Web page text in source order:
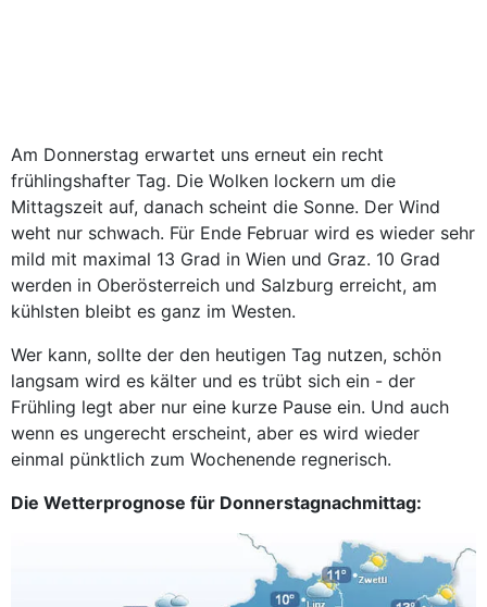
Am Donnerstag erwartet uns erneut ein recht
frühlingshafter Tag. Die Wolken lockern um die
Mittagszeit auf, danach scheint die Sonne. Der Wind
weht nur schwach. Für Ende Februar wird es wieder sehr
mild mit maximal 13 Grad in Wien und Graz. 10 Grad
werden in Oberösterreich und Salzburg erreicht, am
kühlsten bleibt es ganz im Westen.
Wer kann, sollte der den heutigen Tag nutzen, schön
langsam wird es kälter und es trübt sich ein - der
Frühling legt aber nur eine kurze Pause ein. Und auch
wenn es ungerecht erscheint, aber es wird wieder
einmal pünktlich zum Wochenende regnerisch.
Die Wetterprognose für Donnerstagnachmittag: